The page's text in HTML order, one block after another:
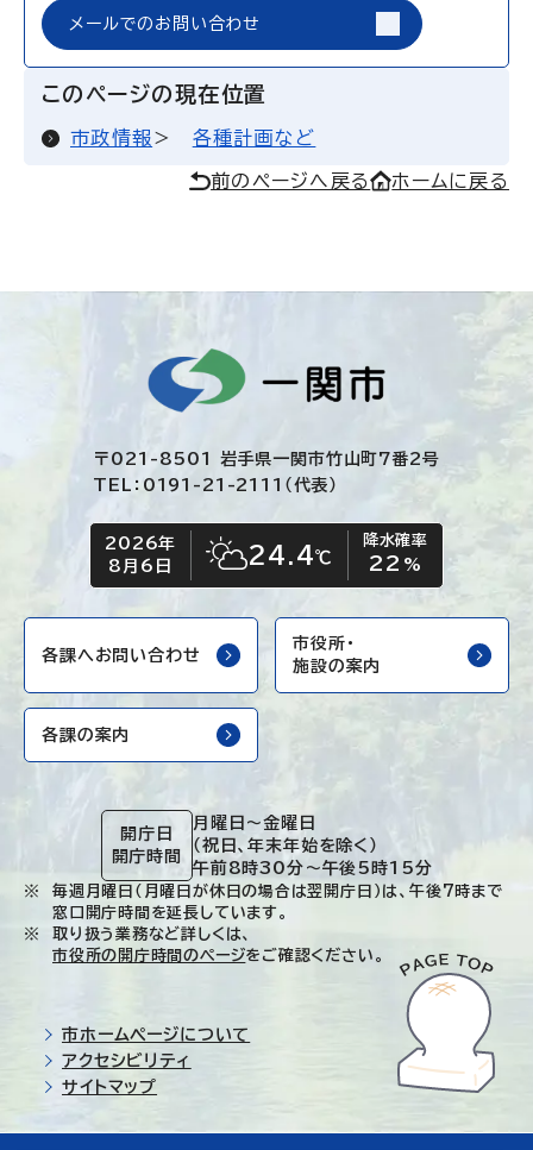
メールでのお問い合わせ
このページの現在位置
市政情報 各種計画など
前のページへ戻る ホームに戻る
〒021-8501 岩手県一関市竹山町7番2号
TEL：0191-21-2111（代表）
今日の日付
2026年
8月6日
今日の天気
晴れ時々くもり
24.4℃
降水確率
22 %
各課へお問い合わせ
市役所・
施設の案内
各課の案内
開庁日
開庁時間
月曜日～金曜日
（祝日、年末年始を除く）
午前8時30分～午後5時15分
毎週月曜日（月曜日が休日の場合は翌開庁日）は、午後7時まで
窓口開庁時間を延長しています。
取り扱う業務など詳しくは、
市役所の開庁時間のページをご確認ください。
市ホームページについて
アクセシビリティ
サイトマップ